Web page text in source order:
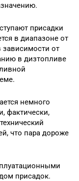
присадки
в диапазоне от
зависимости от
в дизтопливе
немного
фактически,
что пара дороже
присадок.